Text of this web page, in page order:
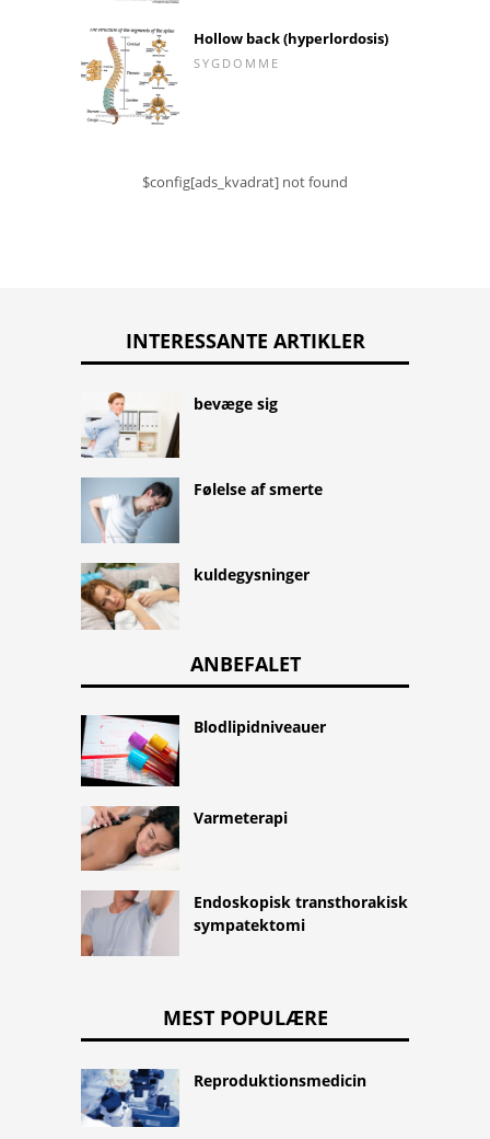
Hollow back (hyperlordosis)
SYGDOMME
$config[ads_kvadrat] not found
INTERESSANTE ARTIKLER
bevæge sig
Følelse af smerte
kuldegysninger
ANBEFALET
Blodlipidniveauer
Varmeterapi
Endoskopisk transthorakisk
sympatektomi
MEST POPULÆRE
Reproduktionsmedicin